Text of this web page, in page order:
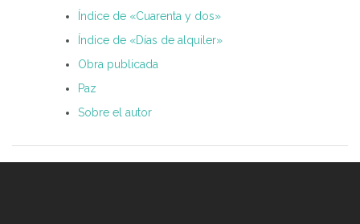
Índice de «Cuarenta y dos»
Índice de «Días de alquiler»
Obra publicada
Paz
Sobre el autor